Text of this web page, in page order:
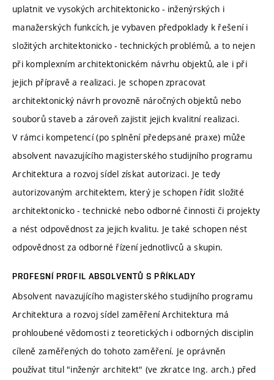
uplatnit ve vysokých architektonicko - inženýrských i
manažerských funkcích, je vybaven předpoklady k řešení i
složitých architektonicko - technických problémů, a to nejen
při komplexním architektonickém návrhu objektů, ale i při
jejich přípravě a realizaci. Je schopen zpracovat
architektonický návrh provozně náročných objektů nebo
souborů staveb a zároveň zajistit jejich kvalitní realizaci.
V rámci kompetencí (po splnění předepsané praxe) může
absolvent navazujícího magisterského studijního programu
Architektura a rozvoj sídel získat autorizaci. Je tedy
autorizovaným architektem, který je schopen řídit složité
architektonicko - technické nebo odborné činnosti či projekty
a nést odpovědnost za jejich kvalitu. Je také schopen nést
odpovědnost za odborné řízení jednotlivců a skupin.
PROFESNÍ PROFIL ABSOLVENTŮ S PŘÍKLADY
Absolvent navazujícího magisterského studijního programu
Architektura a rozvoj sídel zaměření Architektura má
prohloubené vědomosti z teoretických i odborných disciplin
cíleně zaměřených do tohoto zaměření. Je oprávněn
používat titul "inženýr architekt" (ve zkratce Ing. arch.) před